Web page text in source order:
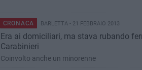
CRONACA BARLETTA - 21 FEBBRAIO 2013
Era ai domiciliari, ma stava rubando
Carabinieri
Coinvolto anche un minorenne